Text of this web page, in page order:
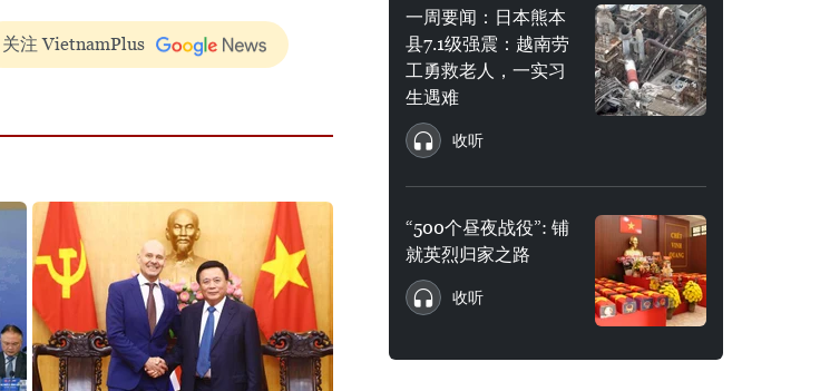
关注 VietnamPlus
一周要闻：日本熊本
县7.1级强震：越南劳
工勇救老人，一实习
生遇难
收听
“500个昼夜战役”: 铺
就英烈归家之路
收听